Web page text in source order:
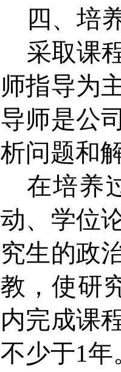
四、 培
采取课
师指导为
导师是公
析问题和
在培养
动、学位
究生的政
教，使研
内完成课
不少于1年